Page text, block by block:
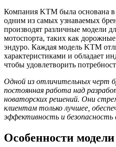
Компания KTM была основана в
одним из самых узнаваемых
производят различные модели
мотоспорта, таких как
эндуро. Каждая модель KTM
характеристиками и обладает
чтобы удовлетворить
Одной из отличительных черт
постоянная работа над
новаторских решений. Они
клиентам только лучшее,
эффективность и безопасность
Особенности модели